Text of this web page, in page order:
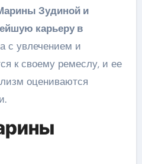
Зудиной и
карьеру в
с увлечением и
к своему ремеслу, и ее
оцениваются